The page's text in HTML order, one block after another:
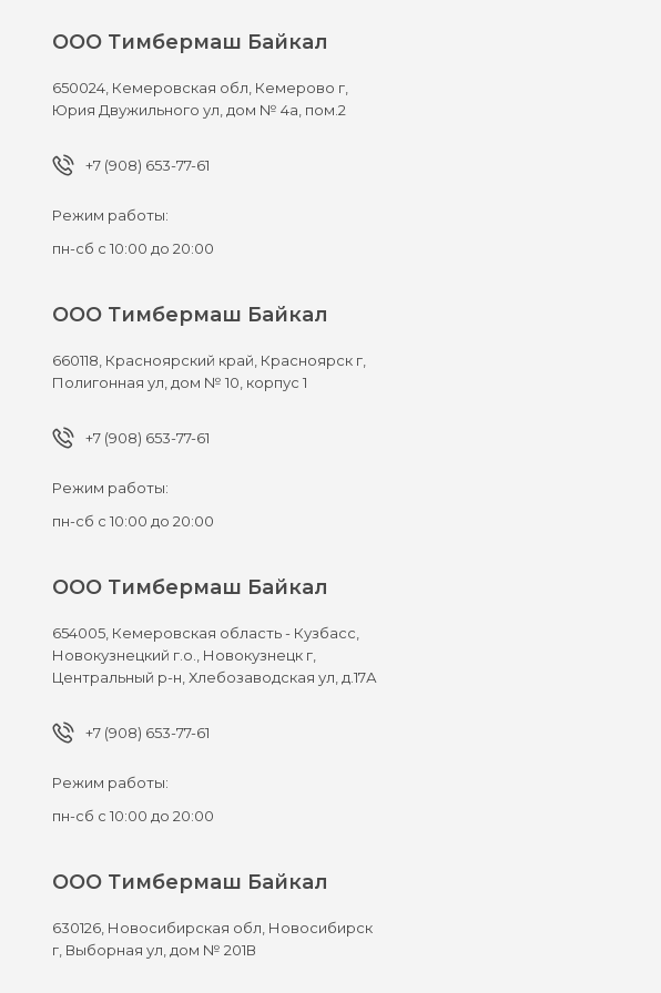
ООО Тимбермаш Байкал
650024, Кемеровская обл, Кемерово г,
Юрия Двужильного ул, дом № 4а, пом.2
+7 (908) 653-77-61
Режим работы:
пн-сб с 10:00 до 20:00
ООО Тимбермаш Байкал
660118, Красноярский край, Красноярск г,
Полигонная ул, дом № 10, корпус 1
+7 (908) 653-77-61
Режим работы:
пн-сб с 10:00 до 20:00
ООО Тимбермаш Байкал
654005, Кемеровская область - Кузбасс,
Новокузнецкий г.о., Новокузнецк г,
Центральный р-н, Хлебозаводская ул, д.17А
+7 (908) 653-77-61
Режим работы:
пн-сб с 10:00 до 20:00
ООО Тимбермаш Байкал
630126, Новосибирская обл, Новосибирск
г, Выборная ул, дом № 201В